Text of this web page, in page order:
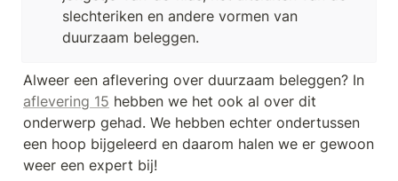
slechteriken en andere vormen van
duurzaam beleggen.
aflevering 15 hebben we het ook al over dit
onderwerp gehad. We hebben echter ondertussen
een hoop bijgeleerd en daarom halen we er gewoon
weer een expert bij!